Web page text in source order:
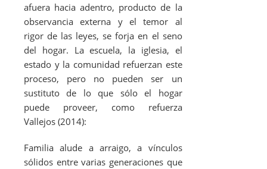
afuera hacia adentro, producto de la
observancia externa y el temor al
rigor de las leyes, se forja en el seno
del hogar. La escuela, la iglesia, el
estado y la comunidad refuerzan este
proceso, pero no pueden ser un
sustituto de lo que sólo el hogar
puede proveer, como refuerza
Vallejos (2014):
Familia alude a arraigo, a vínculos
sólidos entre varias generaciones que